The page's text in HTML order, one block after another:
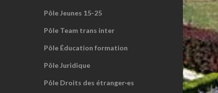
Pôle Jeunes 15-25
Pôle Team trans inter
Pôle Éducation formation
Pôle Juridique
Pôle Droits des étranger·es